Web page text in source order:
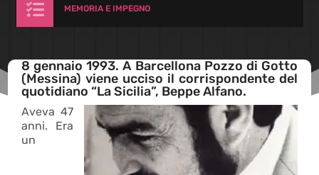
 MEMORIA E IMPEGNO
8 gennaio 1993. A Barcellona Pozzo di Gotto
(Messina) viene ucciso il corrispondente del
quotidiano “La Sicilia”, Beppe Alfano.
Aveva 47
anni. Era
un